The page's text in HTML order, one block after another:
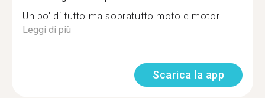
Un po' di tutto ma sopratutto moto e motor...
Leggi di più
Scarica la app